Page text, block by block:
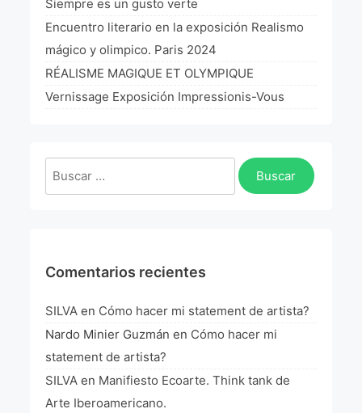
«Huellas trashumantes» New York 2018
Commissaire D’exposition
La Fórmula Científica Del Arte
Siempre es un gusto verte
Encuentro literario en la exposición Realismo
mágico y olimpico. Paris 2024
RÉALISME MAGIQUE ET OLYMPIQUE
Vernissage Exposición Impressionis-Vous
Buscar:
Comentarios recientes
SILVA en Cómo hacer mi statement de artista?
Nardo Minier Guzmán en Cómo hacer mi
statement de artista?
SILVA en Manifiesto Ecoarte. Think tank de
Arte Iberoamericano.